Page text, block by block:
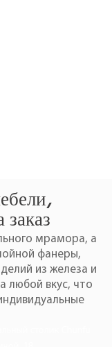
заказ
мрамора, а
фанеры,
из железа и
любой вкус, что